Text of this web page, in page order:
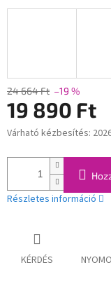
24 664 Ft –19 %
19 890 Ft
Egységár:
Várható kézbesítés:
Részletes információ
KÉRDÉS